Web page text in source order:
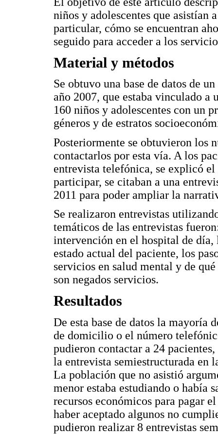
niños y adolescentes que asistían
particular, cómo se encuentran
seguido para acceder a los
Material y métodos
Se obtuvo una base de datos de
año 2007, que estaba vinculado
160 niños y adolescentes con un
géneros y de estratos
Posteriormente se obtuvieron los
contactarlos por esta vía. A los
entrevista telefónica, se explicó
participar, se citaban a una
2011 para poder ampliar la
Se realizaron entrevistas
temáticos de las entrevistas
intervención en el hospital de
estado actual del paciente, los
servicios en salud mental y de
son negados servicios.
Resultados
De esta base de datos la mayoría
de domicilio o el número
pudieron contactar a 24
la entrevista semiestructurada en
La población que no asistió
menor estaba estudiando o había
recursos económicos para pagar
haber aceptado algunos no
pudieron realizar 8 entrevistas